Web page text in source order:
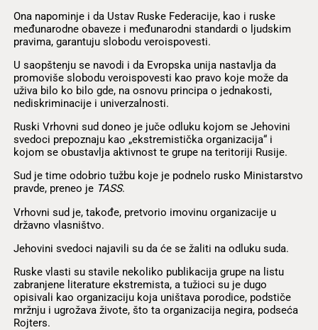
Ona napominje i da Ustav Ruske Federacije, kao i ruske
međunarodne obaveze i međunarodni standardi o ljudskim
pravima, garantuju slobodu veroispovesti.
U saopštenju se navodi i da Evropska unija nastavlja da
promoviše slobodu veroispovesti kao pravo koje može da
uživa bilo ko bilo gde, na osnovu principa o jednakosti,
nediskriminacije i univerzalnosti.
Ruski Vrhovni sud doneo je juče odluku kojom se Jehovini
svedoci prepoznaju kao „ekstremistička organizacija“ i
kojom se obustavlja aktivnost te grupe na teritoriji Rusije.
Sud je time odobrio tužbu koje je podnelo rusko Ministarstvo
pravde, preneo je TASS.
Vrhovni sud je, takođe, pretvorio imovinu organizacije u
državno vlasništvo.
Jehovini svedoci najavili su da će se žaliti na odluku suda.
Ruske vlasti su stavile nekoliko publikacija grupe na listu
zabranjene literature ekstremista, a tužioci su je dugo
opisivali kao organizaciju koja uništava porodice, podstiče
mržnju i ugrožava živote, što ta organizacija negira, podseća
Rojters.